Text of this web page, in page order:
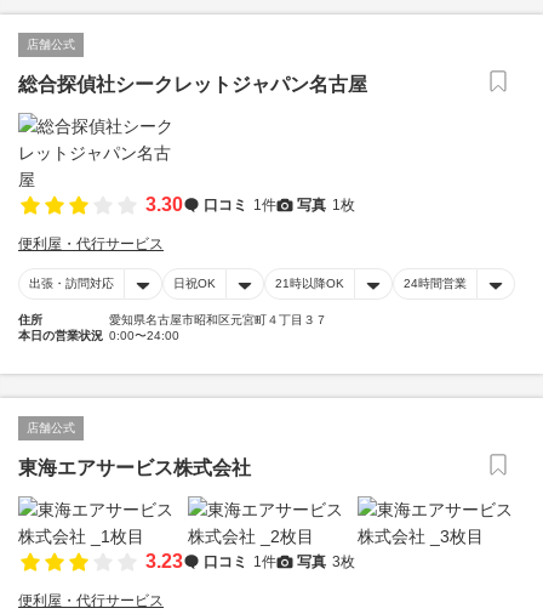
店舗公式
総合探偵社シークレットジャパン名古屋
3.30 口コミ 1件 写真 1枚
便利屋・代行サービス
出張・訪問対応 日祝OK 21時以降OK 24時間営業
住所
愛知県名古屋市昭和区元宮町４丁目３７
本日の営業状況 0:00〜24:00
店舗公式
東海エアサービス株式会社
3.23 口コミ 1件 写真 3枚
便利屋・代行サービス